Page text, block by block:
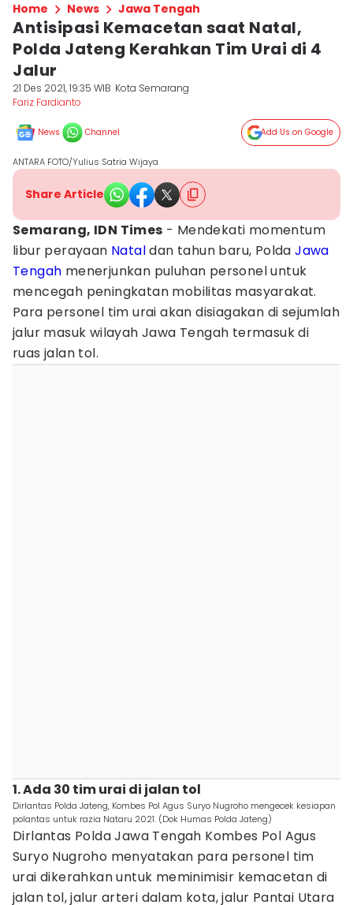
Home News Jawa Tengah
Antisipasi Kemacetan saat Natal,
Polda Jateng Kerahkan Tim Urai di 4
Jalur
21 Des 2021, 19:35 WIB Kota Semarang
Fariz Fardianto
News Channel Add Us on Google
ANTARA FOTO/Yulius Satria Wijaya
Share Article
Semarang, IDN Times - Mendekati momentum
libur perayaan Nataldan tahun baru, PoldaJawa
Tengah menerjunkan puluhan personel untuk
mencegah peningkatan mobilitas masyarakat.
Para personel tim urai akan disiagakan di sejumlah
jalur masuk wilayah Jawa Tengah termasuk di
ruas jalan tol.
1. Ada 30 tim urai di jalan tol
Dirlantas Polda Jateng, Kombes Pol Agus Suryo Nugroho mengecek kesiapan
polantas untuk razia Nataru 2021. (Dok Humas Polda Jateng)
Dirlantas Polda Jawa Tengah Kombes Pol Agus
Suryo Nugroho menyatakan para personel tim
urai dikerahkan untuk meminimisir kemacetan di
jalan tol, jalur arteri dalam kota, jalur Pantai Utara